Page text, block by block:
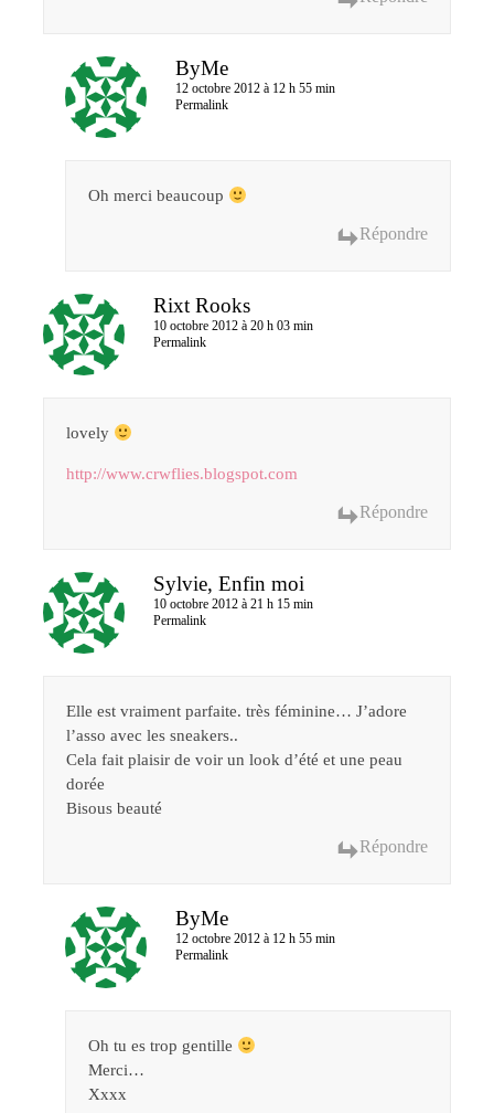
ByMe
12 octobre 2012 à 12 h 55 min
Permalink
Oh merci beaucoup
Répondre
Rixt Rooks
10 octobre 2012 à 20 h 03 min
Permalink
lovely
http://www.crwflies.blogspot.com
Répondre
Sylvie, Enfin moi
10 octobre 2012 à 21 h 15 min
Permalink
Elle est vraiment parfaite. très féminine… J’adore
l’asso avec les sneakers..
Cela fait plaisir de voir un look d’été et une peau
dorée
Bisous beauté
Répondre
ByMe
12 octobre 2012 à 12 h 55 min
Permalink
Oh tu es trop gentille
Merci…
Xxxx